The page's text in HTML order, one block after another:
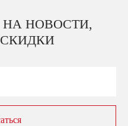
НОВОСТИ,